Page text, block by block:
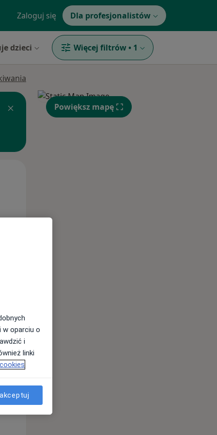
Zaloguj się Dla profesjonalistów
dzieci Więcej filtrów • 1
Wt,
11 Sie
Powiększ mapę
w oparciu o
i
linki